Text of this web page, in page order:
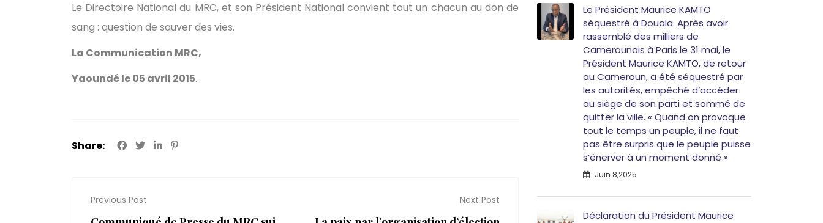
Le Directoire National du MRC, et son Président National convient tout un chacun au don de
sang : question de sauver des vies.
La Communication MRC,
Yaoundé le 05 avril 2015.
Share:
Previous Post Next Post
Le Président Maurice KAMTO
séquestré à Douala. Après avoir
rassemblé des milliers de
Camerounais à Paris le 31 mai, le
Président Maurice KAMTO, de retour
au Cameroun, a été séquestré par
les autorités, empêché d’accéder
au siège de son parti et sommé de
quitter la ville. « Quand on provoque
tout le temps un peuple, il ne faut
pas être surpris que le peuple puisse
s’énerver à un moment donné »
Juin 8,2025
Déclaration du Président Maurice